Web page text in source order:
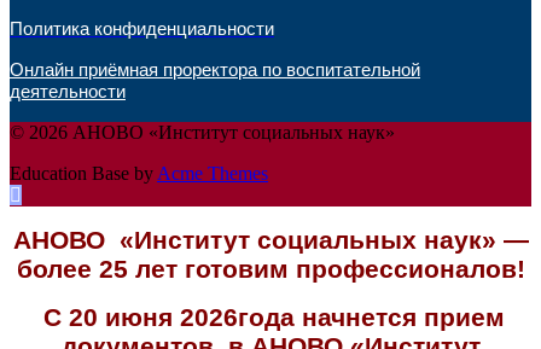
Политика конфиденциальности
Онлайн приёмная проректора по воспитательной
деятельности
© 2026 АНОВО «Институт социальных наук»
Education Base by Acme Themes
АНОВО «Институт социальных наук» —
более 25 лет готовим профессионалов!
С 20 июня 2026года начнется прием